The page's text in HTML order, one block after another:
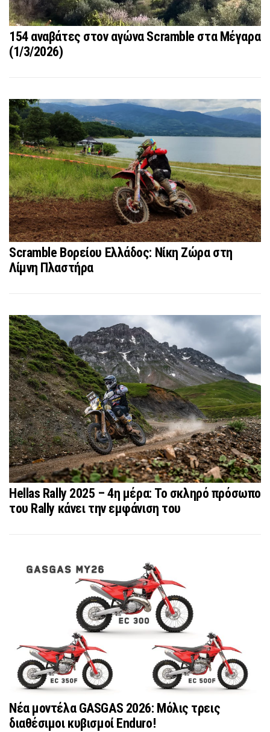
154 αναβάτες στον αγώνα Scramble στα Μέγαρα
(1/3/2026)
Scramble Βορείου Ελλάδος: Νίκη Ζώρα στη
Λίμνη Πλαστήρα
Hellas Rally 2025 – 4η μέρα: Το σκληρό πρόσωπο
του Rally κάνει την εμφάνιση του
Νέα μοντέλα GASGAS 2026: Μόλις τρεις
διαθέσιμοι κυβισμοί Enduro!